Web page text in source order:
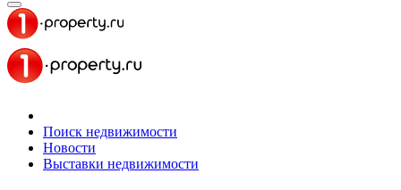
Поиск недвижимости
Новости
Выставки недвижимости